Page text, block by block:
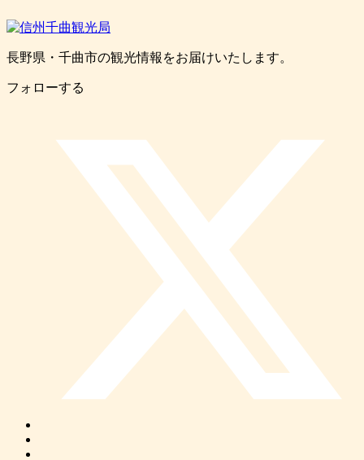
長野県・千曲市の観光情報をお届けいたします。
フォローする